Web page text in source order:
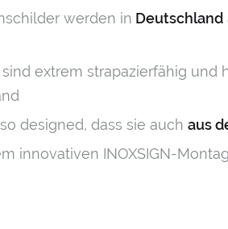
werden in Deutschland
extrem strapazierfähig und
designed, dass sie auch aus
innovativen INOXSIGN-